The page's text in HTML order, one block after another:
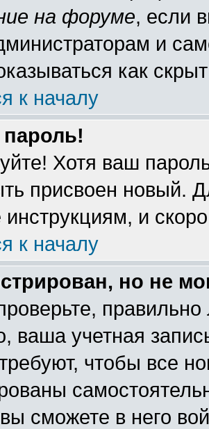
на форуме, если
и
как
к началу
Хотя ваш
присвоен новый.
инструкциям, и
к началу
но не
ваша учетная
чтобы все
вы сможете в него